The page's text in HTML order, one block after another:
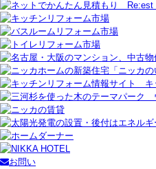
お問い